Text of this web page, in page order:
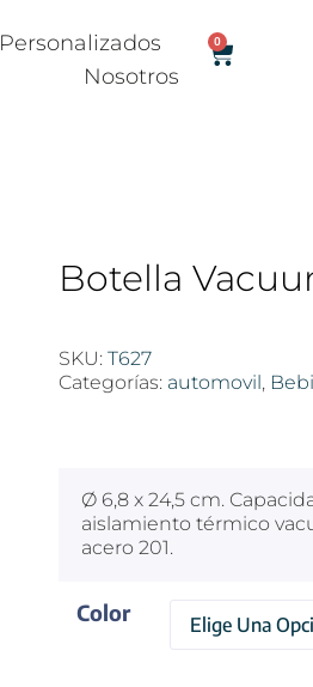
Personalizados
Nosotros
0
Botella
SKU: T627
Categorías: automovil ,
Ø 6,8 x 24,5 cm.
aislamiento térmico
acero 201.
Color